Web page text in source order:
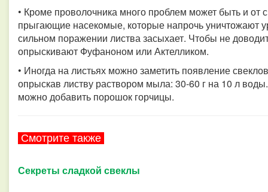
• Кроме проволочника много проблем может быть и от
прыгающие насекомые, которые напрочь уничтожают
сильном поражении листва засыхает. Чтобы не
опрыскивают Фуфаноном или Актелликом.
• Иногда на листьях можно заметить появление
опрыскав листву раствором мыла: 30-60 г на 10 л
можно добавить порошок горчицы.
Смотрите также
Секреты сладкой свеклы